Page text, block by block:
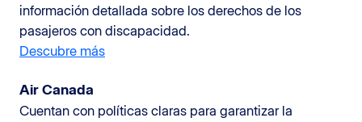
información detallada sobre los derechos de los
pasajeros con discapacidad.
Descubre más
Air Canada
Cuentan con políticas claras para garantizar la